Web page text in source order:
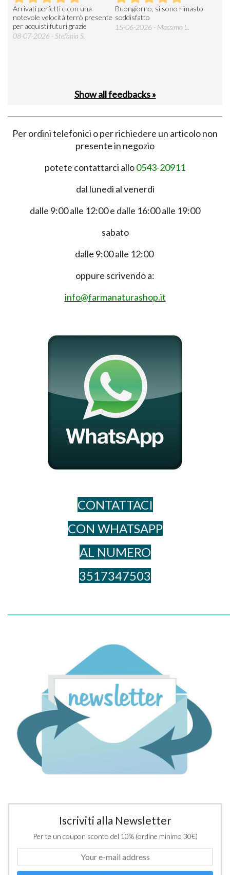
Arrivati perfetti e con una
notevole velocità terrò presente
per acquisti futuri grazie
08-07-2026 - Stefania S.
Buongiorno, si sono rimasto
soddisfatto
15-06-2026 - Massimo L.
Show all feedbacks »
Per ordini telefonici o per richiedere un articolo non
presente in negozio
potete contattarci allo0543-20911
dal lunedì al venerdì
dalle 9:00 alle 12:00 e dalle 16:00 alle 19:00
sabato
dalle 9:00 alle 12:00
oppure scrivendo a:
info@farmanaturashop.it
CONTATTACI
CON WHATSAPP
AL NUME​RO
3517347503
Iscriviti alla Newsletter
Per te un coupon sconto del 10% (ordine minimo 30€)